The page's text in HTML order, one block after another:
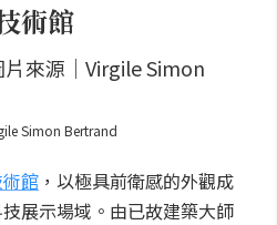
術館
Simon Bertrand
館 ，以極具前衛感的外觀成
展示場域。由已故建築大師